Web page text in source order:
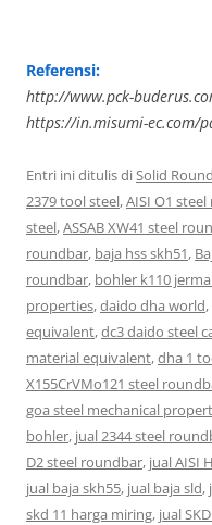
Referensi:
http://www.pck-
https://in.misumi-ec.com/
Entri ini ditulis diSolid
2379 tool steel,AISI O1
steel,ASSAB XW41 steel
roundbar, baja hss skh51,
roundbar, bohler k110
properties,daido dha world,
equivalent,dc3 daido steel
material equivalent,dha 1
X155CrVMo121 steel
goa steel mechanical
bohler, jual 2344 steel
D2 steel roundbar, jual AISI
jual baja skh55, jual baja sld,
skd 11 harga miring, jual